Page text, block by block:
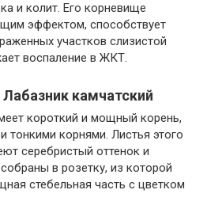
и колит. Его корневище
эффектом, способствует
участков слизистой
воспаление в ЖКТ.
камчатский
короткий и мощный корень,
тонкими корнями. Листья этого
серебристый оттенок и
в розетку, из которой
стебельная часть с цветком